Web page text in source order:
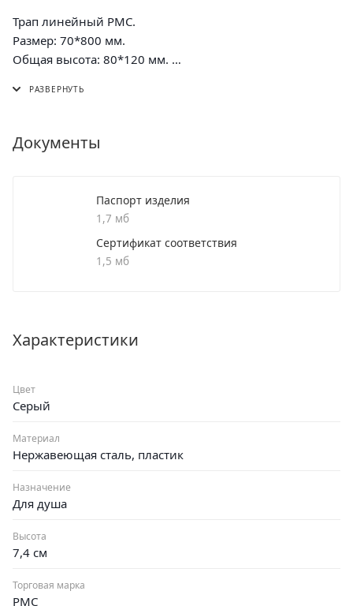
Трап линейный РМС.
Размер: 70*800 мм.
Общая высота: 80*120 мм.
Диаметр сливого отверстия: 40 мм (в комплекте
Материал корпуса: нержавеющая сталь (304).
Материал дна: пластик.
Документы
Паспорт изделия
1,7 мб
Сертификат соответствия
1,5 мб
Характеристики
Цвет
Серый
Материал
Нержавеющая сталь, пластик
Назначение
Для душа
Высота
7,4 см
Торговая марка
РМС